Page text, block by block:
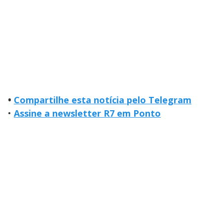
• Compartilhe esta notícia pelo Telegram
• Assine a newsletter R7 em Ponto